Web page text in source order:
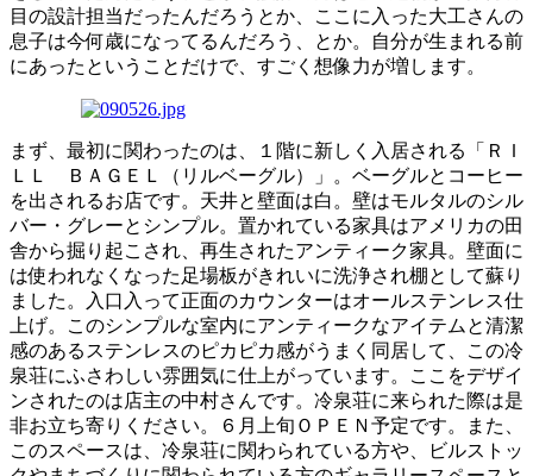
目の設計担当だったんだろうとか、ここに入った大工さんの
息子は今何歳になってるんだろう、とか。自分が生まれる前
にあったということだけで、すごく想像力が増します。
まず、最初に関わったのは、１階に新しく入居される「ＲＩ
ＬＬ ＢＡＧＥＬ（リルベーグル）」。ベーグルとコーヒー
を出されるお店です。天井と壁面は白。壁はモルタルのシル
バー・グレーとシンプル。置かれている家具はアメリカの田
舎から掘り起こされ、再生されたアンティーク家具。壁面に
は使われなくなった足場板がきれいに洗浄され棚として蘇り
ました。入口入って正面のカウンターはオールステンレス仕
上げ。このシンプルな室内にアンティークなアイテムと清潔
感のあるステンレスのピカピカ感がうまく同居して、この冷
泉荘にふさわしい雰囲気に仕上がっています。ここをデザイ
ンされたのは店主の中村さんです。冷泉荘に来られた際は是
非お立ち寄りください。６月上旬ＯＰＥＮ予定です。また、
このスペースは、冷泉荘に関わられている方や、ビルストッ